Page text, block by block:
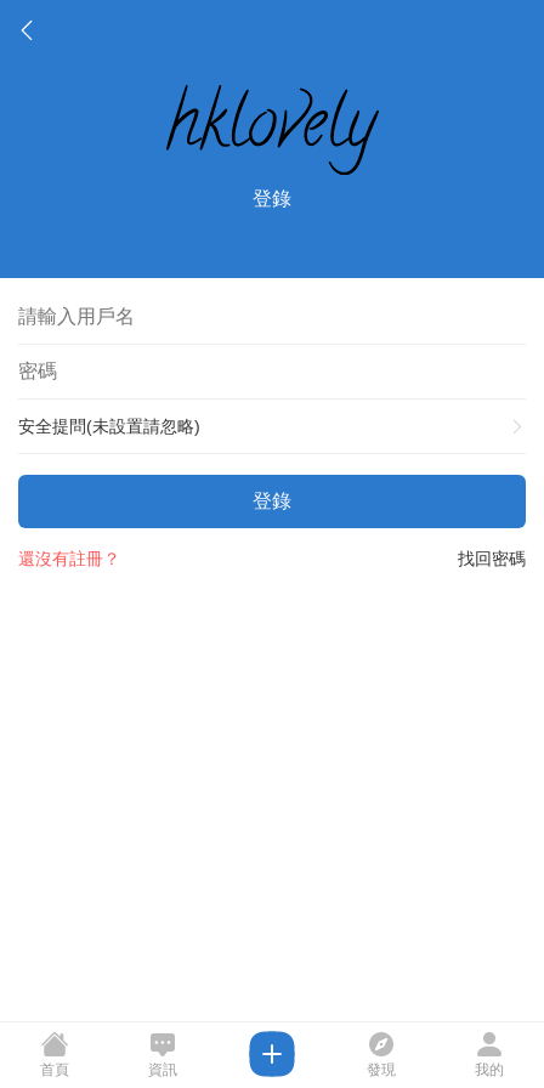
登錄
安全提問(未設置請忽略)
登錄
找回密碼
還沒有註冊？
首頁 資訊 發現 我的